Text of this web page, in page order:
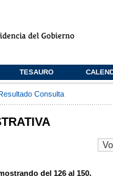
TESAURO
Consulta
del 126 al 150.